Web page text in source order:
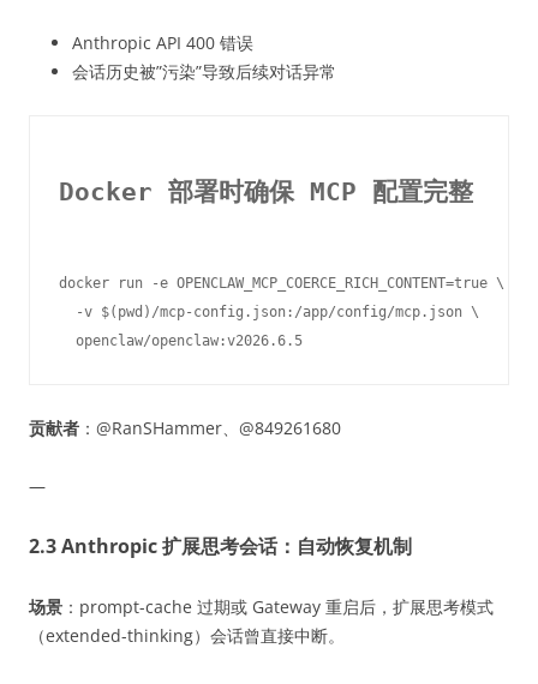
Anthropic API 400 错误
会话历史被”污染”导致后续对话异常
Docker 部署时确保 MCP 配置完整
docker run -e OPENCLAW_MCP_COERCE_RICH_CONTENT=true \
  -v $(pwd)/mcp-config.json:/app/config/mcp.json \
贡献者 ：@RanSHammer、@849261680
—
2.3 Anthropic 扩展思考会话：自动恢复机制
场景 ：prompt-cache 过期或 Gateway 重启后，扩展思考模式
（extended-thinking）会话曾直接中断。